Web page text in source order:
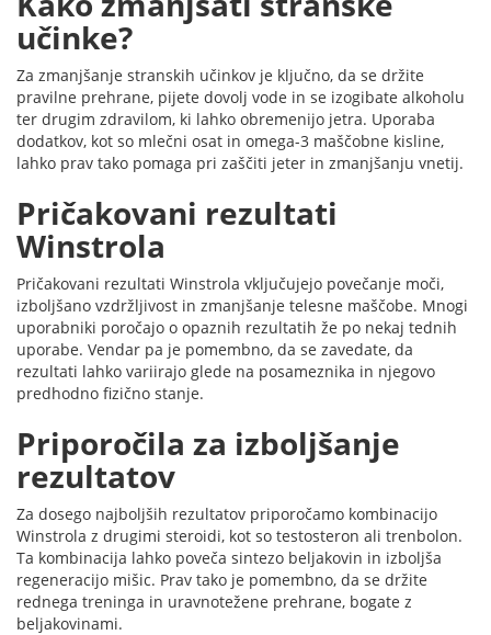
učinke?
Za zmanjšanje stranskih učinkov je ključno, da se držite
pravilne prehrane, pijete dovolj vode in se izogibate alkoholu
ter drugim zdravilom, ki lahko obremenijo jetra. Uporaba
dodatkov, kot so mlečni osat in omega-3 maščobne kisline,
lahko prav tako pomaga pri zaščiti jeter in zmanjšanju vnetij.
Pričakovani rezultati
Winstrola
Pričakovani rezultati Winstrola vključujejo povečanje moči,
izboljšano vzdržljivost in zmanjšanje telesne maščobe. Mnogi
uporabniki poročajo o opaznih rezultatih že po nekaj tednih
uporabe. Vendar pa je pomembno, da se zavedate, da
rezultati lahko variirajo glede na posameznika in njegovo
predhodno fizično stanje.
Priporočila za izboljšanje
rezultatov
Za dosego najboljših rezultatov priporočamo kombinacijo
Winstrola z drugimi steroidi, kot so testosteron ali trenbolon.
Ta kombinacija lahko poveča sintezo beljakovin in izboljša
regeneracijo mišic. Prav tako je pomembno, da se držite
rednega treninga in uravnotežene prehrane, bogate z
beljakovinami.